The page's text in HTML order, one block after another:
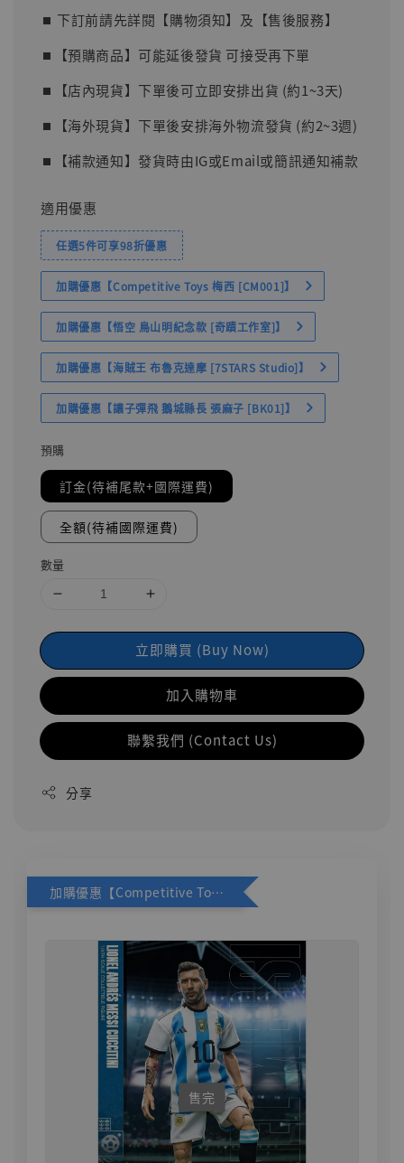
⏹︎ 下訂前請先詳閱【購物須知】及【售後服務】
⏹︎【預購商品】可能延後發貨 可接受再下單
⏹︎【店內現貨】下單後可立即安排出貨 (約1~3天)
⏹︎【海外現貨】下單後安排海外物流發貨 (約2~3週)
⏹︎【補款通知】發貨時由IG或Email或簡訊通知補款
適用優惠
任選5件可享98折優惠
加購優惠【Competitive Toys 梅西 [CM001]】
加購優惠【悟空 鳥山明紀念款 [奇蹟工作室]】
加購優惠【海賊王 布魯克達摩 [7STARS Studio]】
加購優惠【讓子彈飛 鵝城縣長 張麻子 [BK01]】
預購
訂金(待補尾款+國際運費)
全額(待補國際運費)
數量
立即購買 (Buy Now)
加入購物車
聯繫我們 (Contact Us)
分享
加購優惠【Competitive Toys 梅西 [CM001]】
售完